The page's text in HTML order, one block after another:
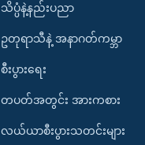
သိပ္ပံနဲ့နည်းပညာ
ဥတုရာသီနဲ့ အနာဂတ်ကမ္ဘာ
စီးပွားရေး
တပတ်အတွင်း အားကစား
လယ်ယာစီးပွားသတင်းများ